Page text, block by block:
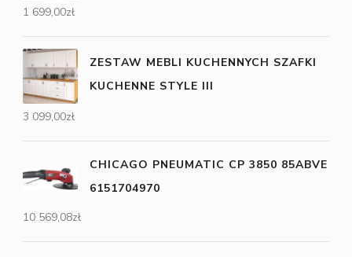
1 699,00zł
ZESTAW MEBLI KUCHENNYCH SZAFKI
KUCHENNE STYLE III
3 099,00zł
CHICAGO PNEUMATIC CP 3850 85ABVE
6151704970
10 569,08zł